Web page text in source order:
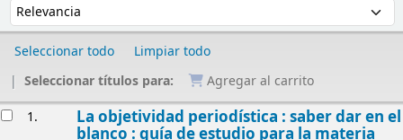
Seleccionar todo
Limpiar todo
Seleccionar títulos para:
Agregar al carrito
1. La objetividad periodística : saber dar en el
blanco : guía de estudio para la materia